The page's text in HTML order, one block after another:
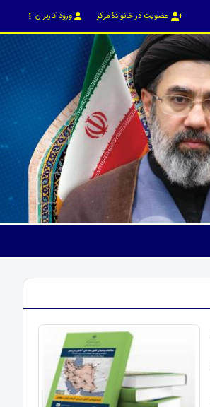
عضویت در خانوادۀ مرکز ورود کاربران